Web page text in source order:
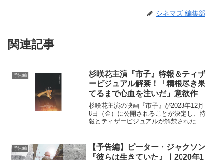
シネマズ 編集部
関連記事
予告編
杉咲花主演『市子』特報＆ティザ
ービジュアル解禁！「精根尽き果
てるまで心血を注いだ」意欲作
杉咲花主演の映画『市子』が2023年12月
8日（金）に公開されることが決定し、特
報とティザービジュアルが解禁された。
サンモールスタジオ選定賞2015では最優
秀脚...
予告編
【予告編】ピーター・ジャクソン
『彼らは生きていた』｜2020年1